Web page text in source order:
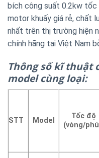
bích công suất 0.2kw
motor khuấy giá rẻ, chất
nhất trên thị trường hiện
chính hãng tại Việt Nam
Thông số kĩ thuật
model cùng loại:
STT Model
Tốc độ
(vòng/